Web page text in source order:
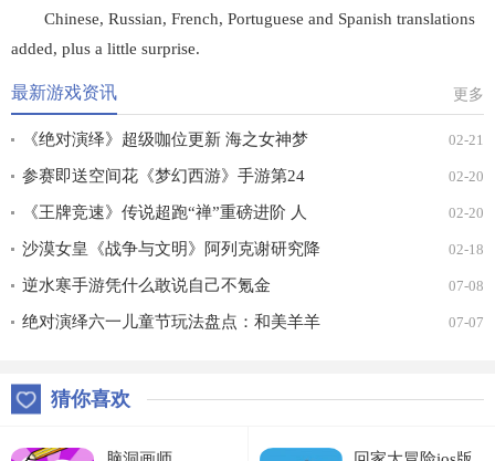
Chinese, Russian, French, Portuguese and Spanish translations
added, plus a little surprise.
最新游戏资讯 更多
《绝对演绎》超级咖位更新 海之女神梦
幻时装免费拿！
02-21
参赛即送空间花《梦幻西游》手游第24
届X9联赛报名进行中！
02-20
《王牌竞速》传说超跑“禅”重磅进阶 人
车合一 竞速飞升！
02-20
沙漠女皇《战争与文明》阿列克谢研究降
价
02-18
逆水寒手游凭什么敢说自己不氪金 07-08
绝对演绎六一儿童节玩法盘点：和美羊羊 07-07
猜你喜欢